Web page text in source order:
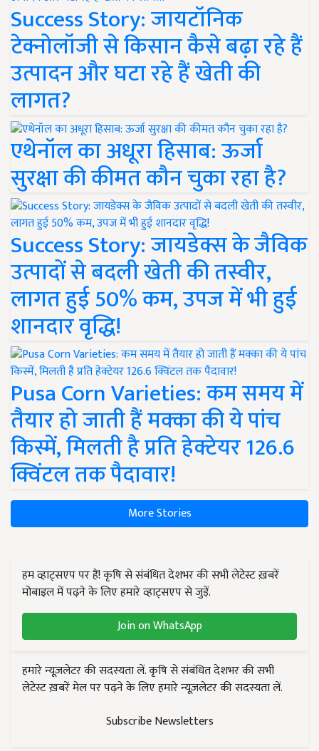
Success Story: जायटॉनिक
टेक्नोलॉजी से किसान कैसे बढ़ा रहे हैं
उत्पादन और घटा रहे हैं खेती की
लागत?
एथेनॉल का अधूरा हिसाब: ऊर्जा
सुरक्षा की कीमत कौन चुका रहा है?
Success Story: जायडेक्स के जैविक
उत्पादों से बदली खेती की तस्वीर,
लागत हुई 50% कम, उपज में भी हुई
शानदार वृद्धि!
Pusa Corn Varieties: कम समय में
तैयार हो जाती हैं मक्का की ये पांच
किस्में, मिलती है प्रति हेक्टेयर 126.6
क्विंटल तक पैदावार!
More Stories
हम व्हाट्सएप पर हैं! कृषि से संबंधित देशभर की सभी लेटेस्ट ख़बरें
मोबाइल में पढ़ने के लिए हमारे व्हाट्सएप से जुड़ें.
Join on WhatsApp
हमारे न्यूज़लेटर की सदस्यता लें. कृषि से संबंधित देशभर की सभी
लेटेस्ट ख़बरें मेल पर पढ़ने के लिए हमारे न्यूज़लेटर की सदस्यता लें.
Subscribe Newsletters